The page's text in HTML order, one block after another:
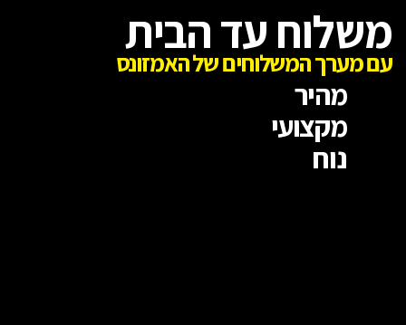
משלוח עד הבית
עם מערך המשלוחים של האמזונס
מהיר
מקצועי
נוח